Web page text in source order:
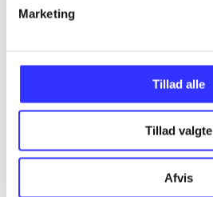
Marketing
Tillad alle
Tillad valgte
Afvis